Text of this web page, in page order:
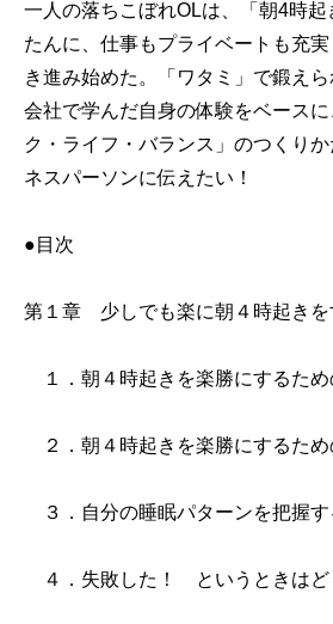
一人の落ちこぼれOLは、「朝4時起
たんに、仕事もプライベートも充
き進み始めた。「ワタミ」で鍛え
会社で学んだ自身の体験をベース
ク・ライフ・バランス」のつくり
ネスパーソンに伝えたい！
●目次
第１章 少しでも楽に朝４時起きを
１．朝４時起きを楽勝にするため
２．朝４時起きを楽勝にするため
３．自分の睡眠パターンを把握す
４．失敗した！ というときはど